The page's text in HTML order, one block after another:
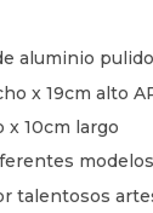
aluminio
x 19cm alto
x 10cm largo
talentosos